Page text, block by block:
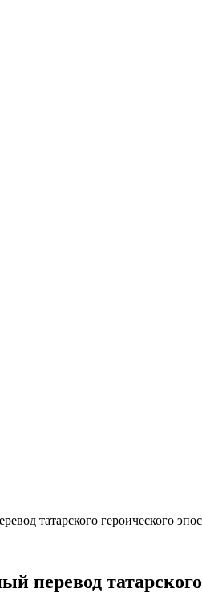
татарского героического
перевод